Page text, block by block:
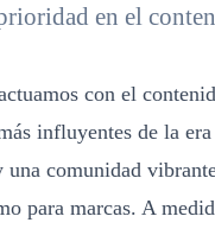
en el
con el
influyentes de la
comunidad
para marcas. A